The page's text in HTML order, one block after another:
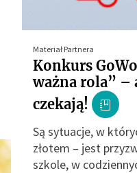
Materiał Partnera
Konkurs
ważna rola” –
czekają!
Są sytuacje, w
złotem – jest
szkole, w